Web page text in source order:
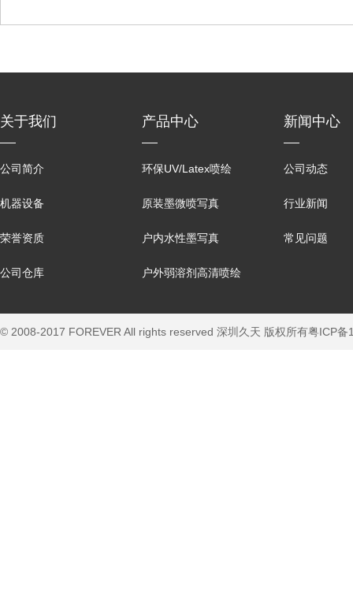
关于我们
公司简介
机器设备
荣誉资质
公司仓库
产品中心
环保UV/Latex喷绘
原装墨微喷写真
户内水性墨写真
户外弱溶剂高清喷绘
新闻中心
公司动态
行业新闻
常见问题
© 2008-2017 FOREVER All rights reserved 深圳久天 版权所有粤ICP备